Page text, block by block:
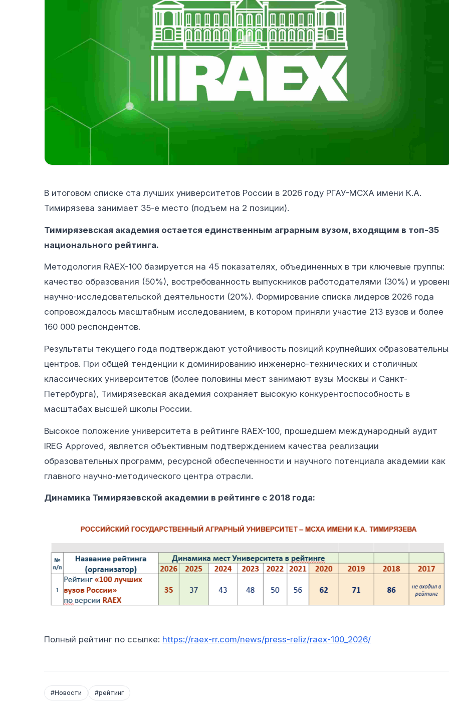
В итоговом списке ста лучших университетов России в 2026 году РГАУ-МСХА имени К.А.
Тимирязева занимает 35-е место (подъем на 2 позиции).
Тимирязевская академия остается единственным аграрным вузом, входящим в топ-35
национального рейтинга.
Методология RAEX-100 базируется на 45 показателях, объединенных в три ключевые группы:
качество образования (50%), востребованность выпускников работодателями (30%) и
научно-исследовательской деятельности (20%). Формирование списка лидеров 2026 года
сопровождалось масштабным исследованием, в котором приняли участие 213 вузов и более
160 000 респондентов.
Результаты текущего года подтверждают устойчивость позиций крупнейших
центров. При общей тенденции к доминированию инженерно-технических и столичных
классических университетов (более половины мест занимают вузы Москвы и Санкт-
Петербурга), Тимирязевская академия сохраняет высокую конкурентоспособность в
масштабах высшей школы России.
Высокое положение университета в рейтинге RAEX-100, прошедшем международный аудит
IREG Approved, является объективным подтверждением качества реализации
образовательных программ, ресурсной обеспеченности и научного потенциала академии как
главного научно-методического центра отрасли.
Динамика Тимирязевской академии в рейтинге с 2018 года:
Полный рейтинг по ссылке: https://raex-rr.com/news/press-reliz/raex-100_2026/
#Новости #рейтинг